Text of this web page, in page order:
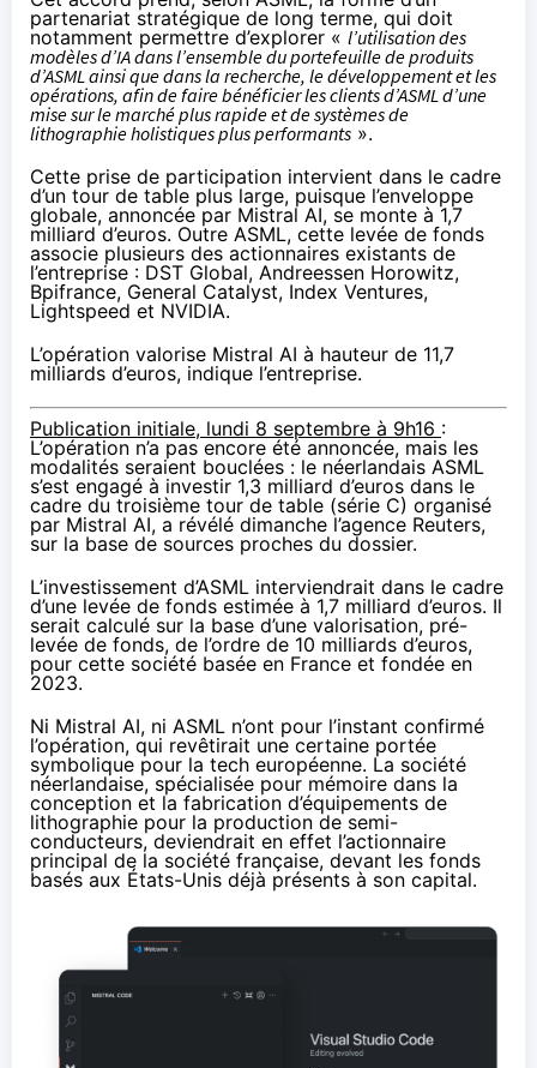
partenariat stratégique de long terme, qui doit
notamment permettre d’explorer « l’utilisation des
modèles d’IA dans l’ensemble du portefeuille de produits
d’ASML ainsi que dans la recherche, le développement et les
opérations, afin de faire bénéficier les clients d’ASML d’une
mise sur le marché plus rapide et de systèmes de
lithographie holistiques plus performants ».
Cette prise de participation intervient dans le cadre
d’un tour de table plus large, puisque l’enveloppe
globale, annoncéepar Mistral AI, se monte à 1,7
milliard d’euros. Outre ASML, cette levée de fonds
associe plusieurs des actionnaires existants de
l’entreprise : DST Global, Andreessen Horowitz,
Bpifrance, General Catalyst, Index Ventures,
Lightspeed et NVIDIA.
L’opération valorise Mistral AI à hauteur de 11,7
milliards d’euros, indique l’entreprise.
Publication initiale, lundi 8 septembre à 9h16 :
L’opération n’a pas encore été annoncée, mais les
modalités seraient bouclées : le néerlandais ASML
s’est engagé à investir 1,3 milliard d’euros dans le
cadre du troisième tour de table (série C) organisé
par Mistral AI, a révélé dimanche l’agence Reuters,
sur la base de sources proches du dossier.
L’investissement d’ASML interviendrait dans le cadre
d’une levée de fonds estimée à 1,7 milliard d’euros. Il
serait calculé sur la base d’une valorisation, pré-
levée de fonds, de l’ordre de 10 milliards d’euros,
pour cette société basée en France et fondée en
2023.
Ni Mistral AI, ni ASML n’ont pour l’instant confirmé
l’opération, qui revêtirait une certaine portée
symbolique pour la tech européenne. La société
néerlandaise, spécialisée pour mémoire dans la
conception et la fabrication d’équipements de
lithographie pour la production de semi-
conducteurs, deviendrait en effet l’actionnaire
principal de la société française, devant les fonds
basés aux États-Unis déjà présents à son capital.